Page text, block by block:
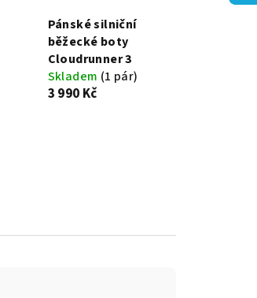
Pánské silniční
běžecké boty
Cloudrunner 3
Skladem (1 pár)
3 990 Kč